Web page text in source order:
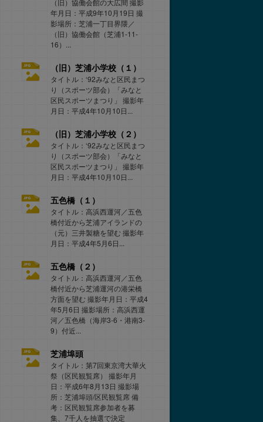
（旧）協働会館の大広間 撮影
年月日：平成9年10月19日 撮
影場所：芝浦一丁目界隈／
（旧）協働会館（芝浦1-11-
16）...
（旧）芝浦小学校（１）
タイトル：‘92みなと区民まつ
り（スポーツ部会）「みなと
区民スポーツまつり」 撮影年
月日：平成4年10月10日...
（旧）芝浦小学校（２）
タイトル：‘92みなと区民まつ
り（スポーツ部会）「みなと
区民スポーツまつり」 撮影年
月日：平成4年10月10日...
五色橋（１）
タイトル：高浜西運河／五色
橋付近から芝浦アイランドの
（元）三井製糖を望む 撮影年
月日：平成4年5月6日...
五色橋（２）
タイトル：高浜西運河／五色
橋付近から芝浦運河の港栄橋
方面を望む 撮影年月日：平成4
年5月6日 撮影場所：高浜西運
河／五色橋（海岸3-6・港南3-
9）付近...
芝浦埠頭
タイトル：第7回東京湾大華火
祭（区民観覧席） 撮影年月
日：平成6年8月13日 撮影場
所：芝浦埠頭/区民観覧席 備
考：区民観覧席参加者を募
集、7千人を抽選で決定